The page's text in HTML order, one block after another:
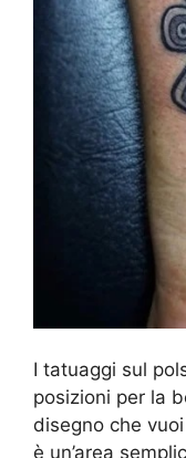
I tatuaggi sul
posizioni per la
disegno che
è un’area